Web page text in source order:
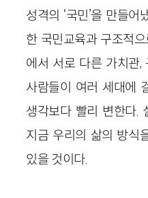
성격의 ‘국민’을 만들
한 국민교육과 구조적
에서 서로 다른 가치관,
사람들이 여러 세대에
생각보다 빨리 변한다.
지금 우리의 삶의 방식
있을 것이다.